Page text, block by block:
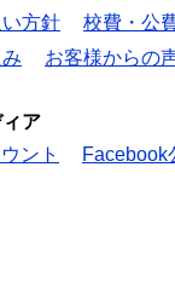
方針
校費・公
お客様からの
ア
ント
Facebook